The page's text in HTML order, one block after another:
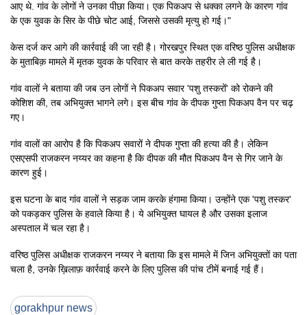
आए थे. गांव के लोगों ने उनका पीछा किया। एक पिकअप से धक्का लगने के कारण गांव
के एक युवक के सिर के पीछे चोट आई, जिससे उसकी मृत्यु हो गई।"
केस दर्ज कर आगे की कार्रवाई की जा रही है। गोरखपुर स्थित एक वरिष्ठ पुलिस अधीक्षक
के मुताबिक़ मामले में मृतक युवक के परिवार से बात करके तहरीर ले ली गई है।
गांव वालों ने बताया की जब उन लोगों ने पिकअप सवार 'पशु तस्करों' को रोकने की
कोशिश की, तब अभियुक्त भागने लगे। इस बीच गांव के दीपक गुप्ता पिकअप वैन पर चढ़
गए।
गांव वालों का आरोप है कि पिकअप सवारों ने दीपक गुप्ता की हत्या की है। लेकिन
एसएसपी राजकरन नय्यर का कहना है कि दीपक की मौत पिकअप वैन से गिर जाने के
कारण हुई।
इस घटना के बाद गांव वालों ने सड़क जाम करके हंगामा किया। उन्होंने एक 'पशु तस्कर'
को पकड़कर पुलिस के हवाले किया है। ये अभियुक्त घायल है और उसका इलाज
अस्पताल में चल रहा है।
वरिष्ठ पुलिस अधीक्षक राजकरन नय्यर ने बताया कि इस मामले में जिन अभियुक्तों का पता
चला है, उनके ख़िलाफ़ कार्रवाई करने के लिए पुलिस की पांच टीमें बनाई गई हैं।
gorakhpur news